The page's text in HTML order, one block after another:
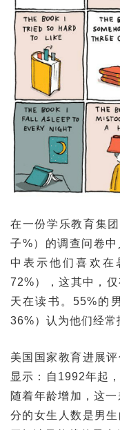
在一份学乐教育集
子%）的调查问卷
中表示他们喜欢在
72%），这其中，
天在读书。55%的
36%）认为他们经常
美国国家教育进展
显示：自1992年起
随着年龄增加，这
分的女生人数是男